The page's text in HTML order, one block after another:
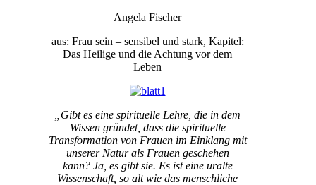
Angela Fischer
aus: Frau sein – sensibel und stark, Kapitel:
Das Heilige und die Achtung vor dem
Leben
„Gibt es eine spirituelle Lehre, die in dem
Wissen gründet, dass die spirituelle
Transformation von Frauen im Einklang mit
unserer Natur als Frauen geschehen
kann? Ja, es gibt sie. Es ist eine uralte
Wissenschaft, so alt wie das menschliche